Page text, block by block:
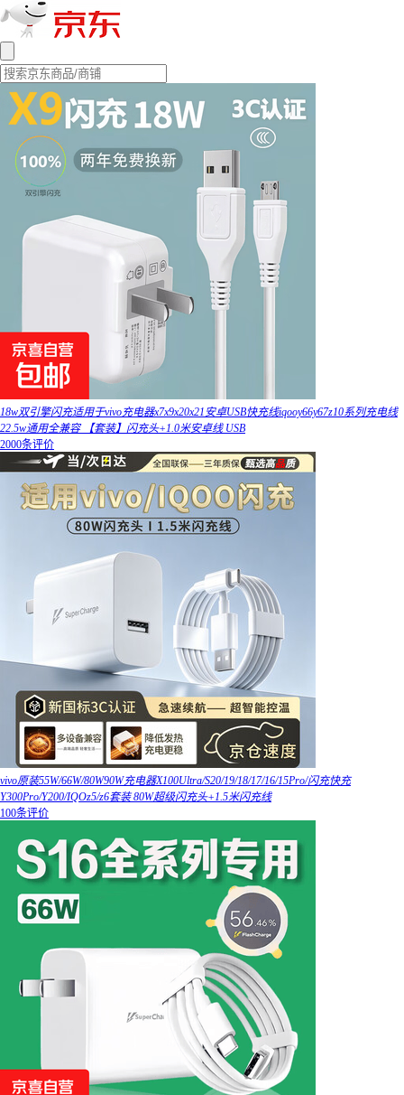
18w双引擎闪充适用于vivo充电器x7x9x20x21安卓USB快充线iqooy66y67z10系列充电线
22.5w通用全兼容 【套装】闪充头+1.0米安卓线 USB
2000条评价
vivo原装55W/66W/80W90W充电器X100Ultra/S20/19/18/17/16/15Pro/闪充快充
Y300Pro/Y200/IQOz5/z6套装 80W超级闪充头+1.5米闪充线
100条评价